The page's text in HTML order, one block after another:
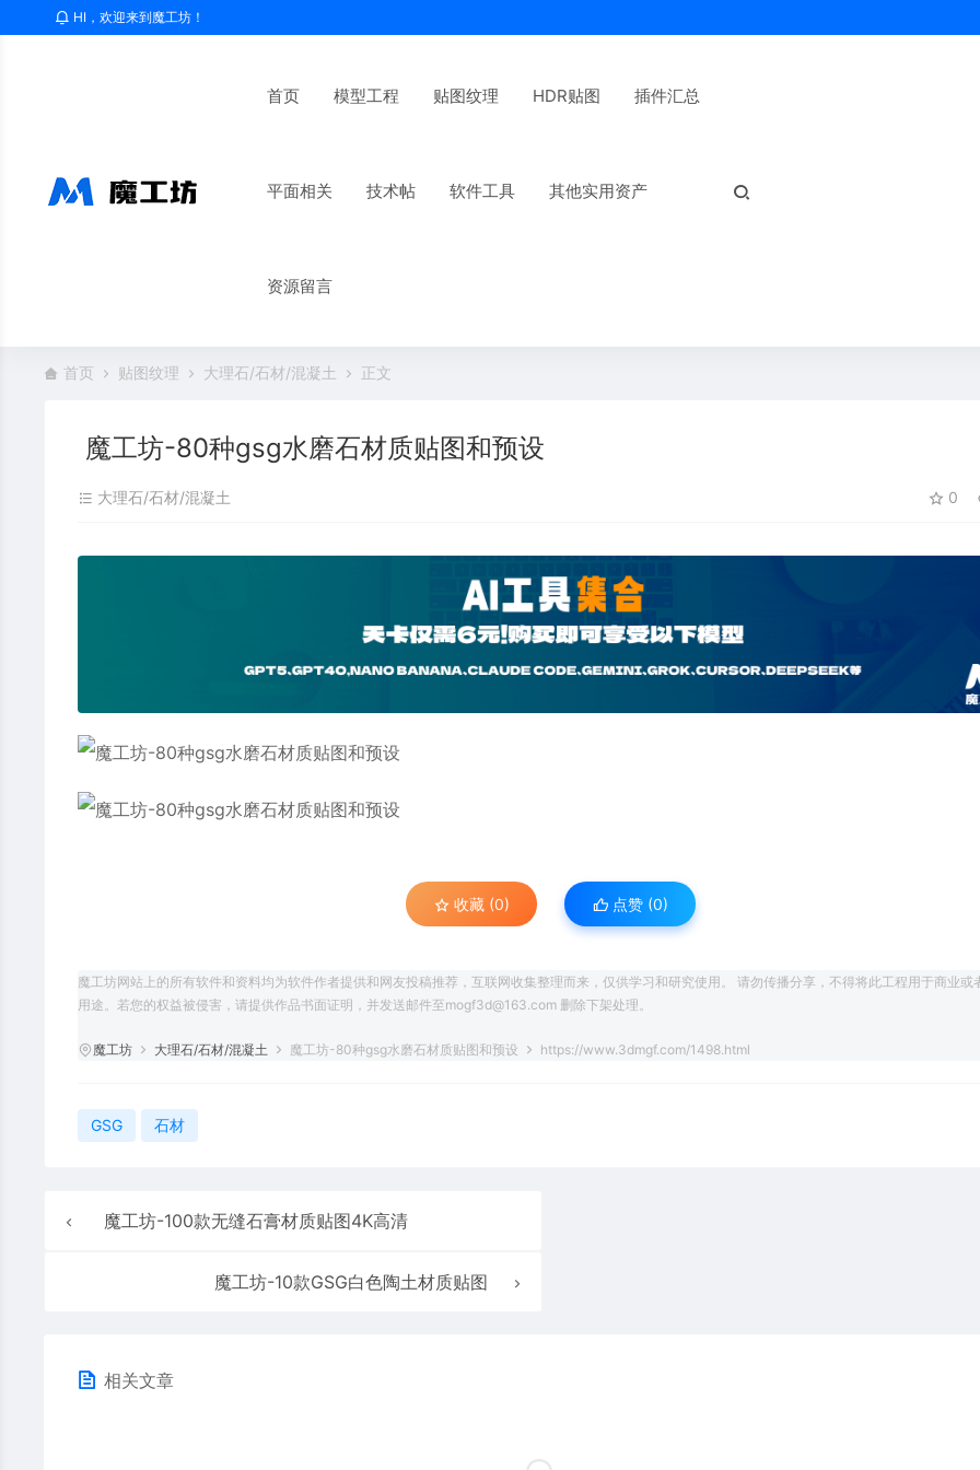
HI，欢迎来到魔工坊！
首页 模型工程 贴图纹理 HDR贴图 插件汇总
平面相关 技术帖 软件工具 其他实用资产
资源留言
首页 贴图纹理 大理石/石材/混凝土 正文
魔工坊-80种gsg水磨石材质贴图和预设
大理石/石材/混凝土 0
收藏 (0) 点赞 (0)
魔工坊网站上的所有软件和资料均为软件作者提供和网友投稿推荐，互联网收集整理而来，仅供学习和研究使用。 请勿传播分享，不得将此工程用于商业或
用途。若您的权益被侵害，请提供作品书面证明，并发送邮件至mogf3d@163.com 删除下架处理。
魔工坊 大理石/石材/混凝土 魔工坊-80种gsg水磨石材质贴图和预设 https://www.3dmgf.com/1498.html
GSG 石材
魔工坊-100款无缝石膏材质贴图4K高清
魔工坊-10款GSG白色陶土材质贴图
相关文章